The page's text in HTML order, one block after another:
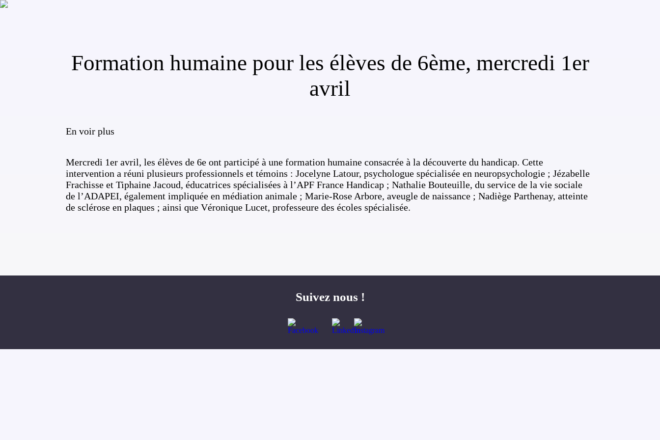
Formation humaine pour les élèves de 6ème, mercredi 1er
avril
En voir plus
Mercredi 1er avril, les élèves de 6e ont participé à une formation humaine consacrée à la découverte du handicap. Cette
intervention a réuni plusieurs professionnels et témoins : Jocelyne Latour, psychologue spécialisée en neuropsychologie ; Jézabelle
Frachisse et Tiphaine Jacoud, éducatrices spécialisées à l’APF France Handicap ; Nathalie Bouteuille, du service de la vie sociale
de l’ADAPEI, également impliquée en médiation animale ; Marie-Rose Arbore, aveugle de naissance ; Nadiège Parthenay, atteinte
de sclérose en plaques ; ainsi que Véronique Lucet, professeure des écoles spécialisée.
Suivez nous !